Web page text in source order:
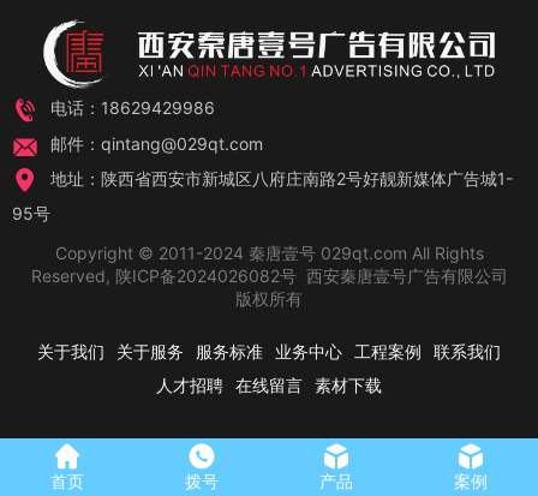
电话：18629429986
邮件：qintang@029qt.com
地址：陕西省西安市新城区八府庄南路2号好靓新媒体广告城1-
95号
Copyright © 2011-2024 秦唐壹号 029qt.com All Rights
Reserved, 陕ICP备2024026082号 西安秦唐壹号广告有限公司
版权所有
关于我们 关于服务 服务标准 业务中心 工程案例
联系我们
人才招聘 在线留言 素材下载
首页 拨号 产品 案例